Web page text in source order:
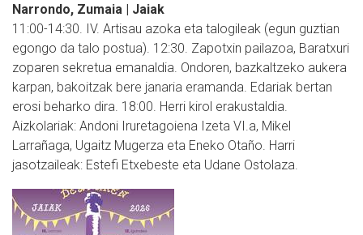
Narrondo, Zumaia | Jaiak
11:00-14:30. IV. Artisau azoka eta talogileak (egun guztian
egongo da talo postua). 12:30. Zapotxin pailazoa, Baratxuri
zoparen sekretua emanaldia. Ondoren, bazkaltzeko aukera
karpan, bakoitzak bere janaria eramanda. Edariak bertan
erosi beharko dira. 18:00. Herri kirol erakustaldia.
Aizkolariak: Andoni Iruretagoiena Izeta VI.a, Mikel
Larrañaga, Ugaitz Mugerza eta Eneko Otaño. Harri
jasotzaileak: Estefi Etxebeste eta Udane Ostolaza.